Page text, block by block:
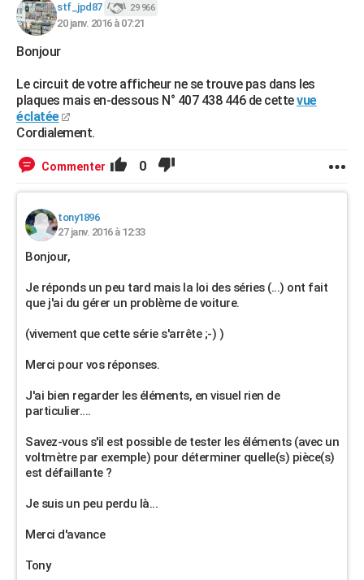
stf_jpd87 29 966
20 janv. 2016 à 07:21
Bonjour
Le circuit de votre afficheur ne se trouve pas dans les
plaques mais en-dessous N° 407 438 446 de cettevue
éclatée
Cordialement.
Commenter 0
tony1896
27 janv. 2016 à 12:33
Bonjour,
Je réponds un peu tard mais la loi des séries (...) ont fait
que j'ai du gérer un problème de voiture.
(vivement que cette série s'arrête ;-) )
Merci pour vos réponses.
J'ai bien regarder les éléments, en visuel rien de
particulier....
Savez-vous s'il est possible de tester les éléments (avec un
voltmètre par exemple) pour déterminer quelle(s) pièce(s)
est défaillante ?
Je suis un peu perdu là...
Merci d'avance
Tony